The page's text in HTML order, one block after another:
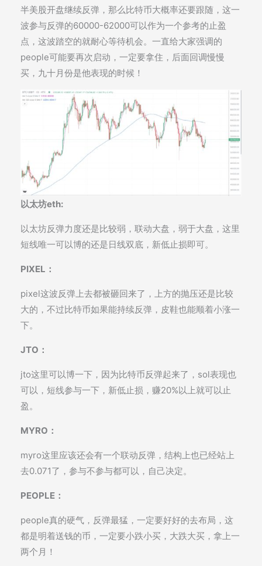
半美股开盘继续反弹，那么比特币大概率还要跟随，这一
波参与反弹的60000-62000可以作为一个参考的止盈
点，这波踏空的就耐心等待机会。一直给大家强调的
people可能要再次启动，一定要拿住，后面回调慢慢
买，九十月份是他表现的时候！
以太坊eth:
以太坊反弹力度还是比较弱，联动大盘，弱于大盘，这里
短线唯一可以博的还是日线双底，新低止损即可。
PIXEL：
pixel这波反弹上去都被砸回来了，上方的抛压还是比较
大的，不过比特币如果能持续反弹，皮鞋也能顺着小涨一
下。
JTO：
jto这里可以博一下，因为比特币反弹起来了，sol表现也
可以，短线参与一下，新低止损，赚20%以上就可以止
盈。
MYRO：
myro这里应该还会有一个联动反弹，结构上也已经站上
去0.071了，参与不参与都可以，自己决定。
PEOPLE：
people真的硬气，反弹最猛，一定要好好的去布局，这
都是明着送钱的币，一定要小跌小买，大跌大买，拿上一
两个月！